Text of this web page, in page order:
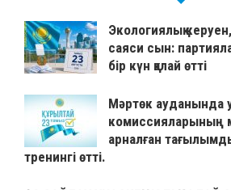
Экологиялық
саяси сын:
бір күн қалай өтті
Мәртөк ауданында
комиссияларының
арналған
тренингі өтті.